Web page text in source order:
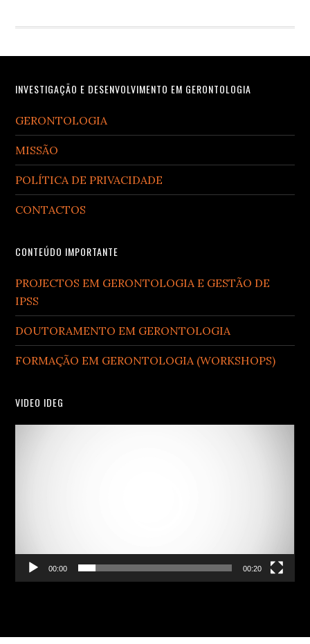
Footer
INVESTIGAÇÃO E DESENVOLVIMENTO EM GERONTOLOGIA
GERONTOLOGIA
MISSÃO
POLÍTICA DE PRIVACIDADE
CONTACTOS
CONTEÚDO IMPORTANTE
PROJECTOS EM GERONTOLOGIA E GESTÃO DE
IPSS
DOUTORAMENTO EM GERONTOLOGIA
FORMAÇÃO EM GERONTOLOGIA (WORKSHOPS)
VIDEO IDEG
00:00 00:20